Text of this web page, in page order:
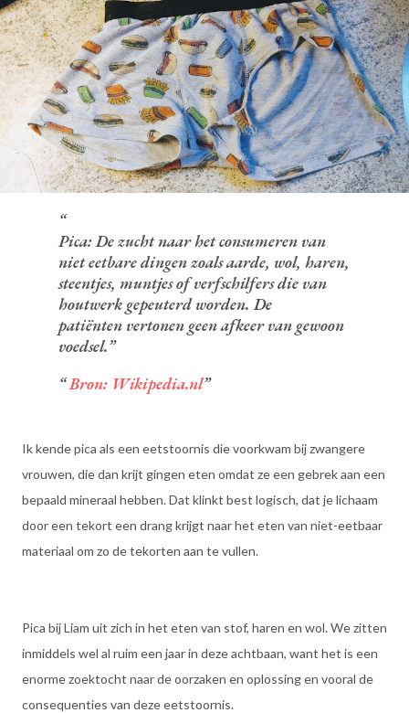
Pica: De zucht naar het consumeren van
niet eetbare dingen zoals aarde, wol, haren,
steentjes, muntjes of verfschilfers die van
houtwerk gepeuterd worden. De
patiënten vertonen geen afkeer van gewoon
voedsel.
Bron: Wikipedia.nl
Ik kende pica als een eetstoornis die voorkwam bij zwangere
vrouwen, die dan krijt gingen eten omdat ze een gebrek aan een
bepaald mineraal hebben. Dat klinkt best logisch, dat je lichaam
door een tekort een drang krijgt naar het eten van niet-eetbaar
materiaal om zo de tekorten aan te vullen.
Pica bij Liam uit zich in het eten van stof, haren en wol. We zitten
inmiddels wel al ruim een jaar in deze achtbaan, want het is een
enorme zoektocht naar de oorzaken en oplossing en vooral de
consequenties van deze eetstoornis.